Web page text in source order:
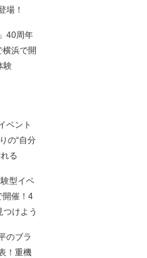
場！
40周年
浜で開
験
ベント
の“自分
る
型イベ
開催！4
けよう
のブラ
！重機